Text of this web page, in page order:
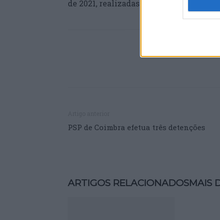
de 2021, realizadas durante a
PSP de Coimbra efetua três detenções
ARTIGOS RELACIONADOSMAIS